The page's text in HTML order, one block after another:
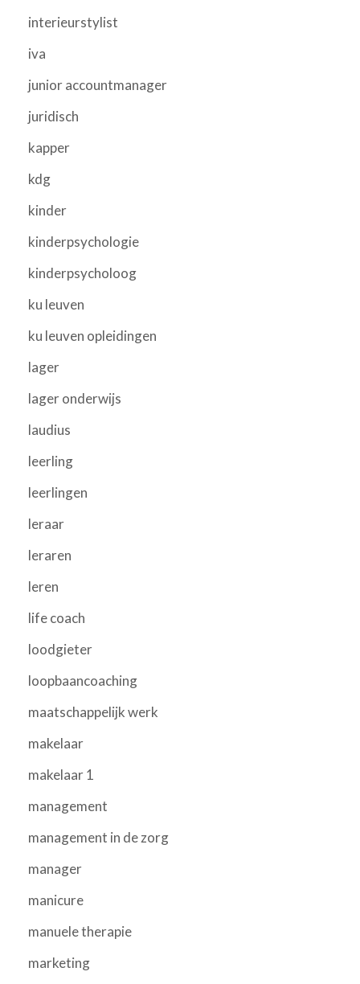
interieurstylist
iva
junior accountmanager
juridisch
kapper
kdg
kinder
kinderpsychologie
kinderpsycholoog
ku leuven
ku leuven opleidingen
lager
lager onderwijs
laudius
leerling
leerlingen
leraar
leraren
leren
life coach
loodgieter
loopbaancoaching
maatschappelijk werk
makelaar
makelaar 1
management
management in de zorg
manager
manicure
manuele therapie
marketing